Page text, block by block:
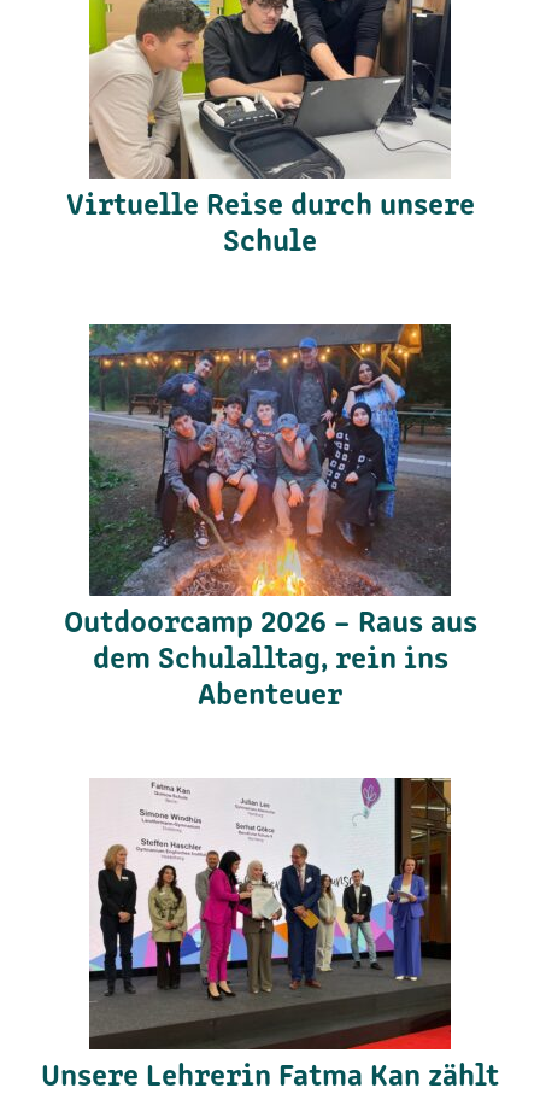
Virtuelle Reise durch unsere
Schule
Outdoorcamp 2026 – Raus aus
dem Schulalltag, rein ins
Abenteuer
Unsere Lehrerin Fatma Kan zählt